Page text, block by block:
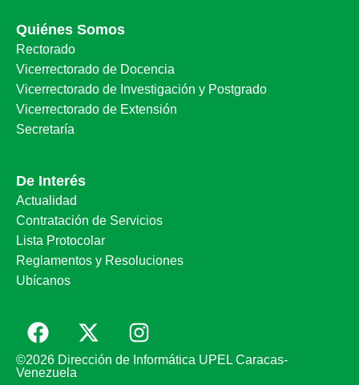
Quiénes Somos
Rectorado
Vicerrectorado de Docencia
Vicerrectorado de Investigación y Postgrado
Vicerrectorado de Extensión
Secretaría
De Interés
Actualidad
Contratación de Servicios
Lista Protocolar
Reglamentos y Resoluciones
Ubícanos
©2026 Dirección de Informática UPEL Caracas-
Venezuela